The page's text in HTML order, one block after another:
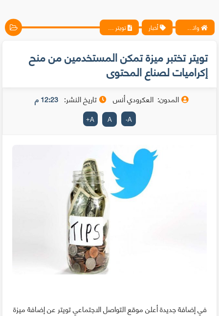
واتس آب ، فيسبوك ، أنترنت ، شروحات تقنية حصرية - المحترف أخبار تويتر تختبر ميزة تمكن المستخدمين من منح إكراميات لصناع المحتوى
تويتر تختبر ميزة تمكن المستخدمين من منح
إكراميات لصناع المحتوى
المدون: العكرودي أنس تاريخ النشر: 12:23 م
A
-
A
A
+
في إضافة جديدة أعلن موقع التواصل الاجتماعي تويتر عن إضافة ميزة